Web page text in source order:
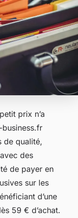
prix n’a
business.fr
de qualité,
des
de payer en
sur les
d’une
59 € d’achat.